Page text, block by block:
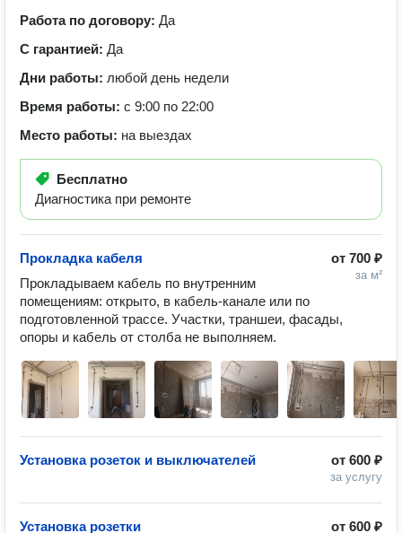
Работа по договору: Да
С гарантией: Да
Дни работы: любой день недели
Время работы: с 9:00 по 22:00
Место работы: на выездах
Бесплатно
Диагностика при ремонте
от 700 ₽
за м²
Прокладка кабеля
Прокладываем кабель по внутренним
помещениям: открыто, в кабель-канале или по
подготовленной трассе. Участки, траншеи, фасады,
опоры и кабель от столба не выполняем.
от 600 ₽
за услугу
Установка розеток и выключателей
от 600 ₽
Установка розетки